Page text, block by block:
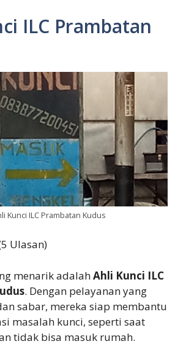
ILC Prambatan
Kunci ILC Prambatan Kudus
Ulasan)
menarik adalahAhli Kunci ILC
. Dengan pelayanan yang
sabar, mereka siap membantu
masalah kunci, seperti saat
tidak bisa masuk rumah.